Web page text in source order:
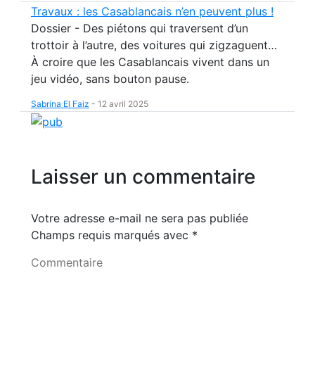
Travaux : les Casablancais n’en peuvent plus !
Dossier - Des piétons qui traversent d’un
trottoir à l’autre, des voitures qui zigzaguent…
À croire que les Casablancais vivent dans un
jeu vidéo, sans bouton pause.
Sabrina El Faiz - 12 avril 2025
Laisser un commentaire
Votre adresse e-mail ne sera pas publiée
Champs requis marqués avec *
Commentaire